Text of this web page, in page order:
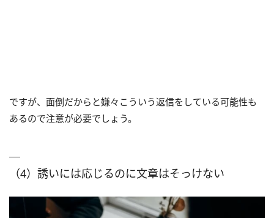
ですが、面倒だからと嫌々こういう返信をしている可能性も
あるので注意が必要でしょう。
（4）誘いには応じるのに文章はそっけない